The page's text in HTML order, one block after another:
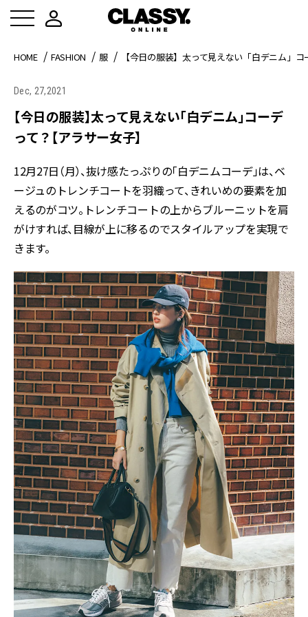
HOME FASHION 服 【今日の服装】太って見えない「白デニム」
Dec, 27,2021
【今日の服装】太って見えない「白デニム」コーデ
って？【アラサー女子】
12月27日（月）、抜け感たっぷりの「白デニムコーデ」は、ベ
ージュのトレンチコートを羽織って、きれいめの要素を加
えるのがコツ。トレンチコートの上からブルーニットを肩
がけすれば、目線が上に移るのでスタイルアップを実現で
きます。